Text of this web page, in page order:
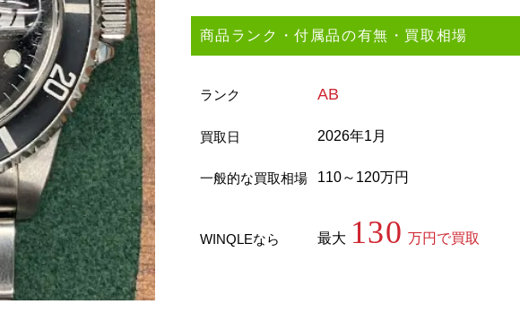
商品ランク・付属品の有無・買取相場
ランク AB
買取日 2026年1月
一般的な買取相場 110～120万円
WINQLEなら 最大 130 万円で買取